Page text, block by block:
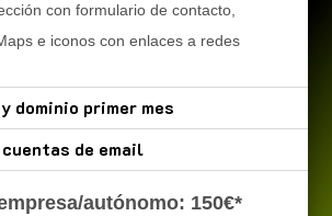
con formulario de contacto,
e iconos con enlaces a redes
dominio primer mes
de email
autónomo: 150€*